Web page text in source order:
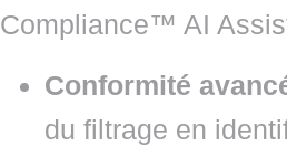
Compliance™ AI
Conformité
du filtrage en